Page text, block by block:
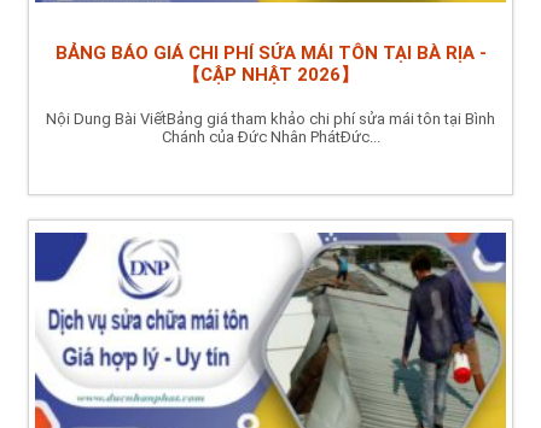
BẢNG BÁO GIÁ CHI PHÍ SỬA MÁI TÔN TẠI BÀ RỊA -
【CẬP NHẬT 2026】
Nội Dung Bài ViếtBảng giá tham khảo chi phí sửa mái tôn tại Bình
Chánh của Đức Nhân PhátĐức...